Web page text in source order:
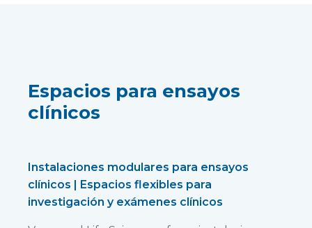
Espacios para ensayos
clínicos
Instalaciones modulares para ensayos
clínicos | Espacios flexibles para
investigación y exámenes clínicos